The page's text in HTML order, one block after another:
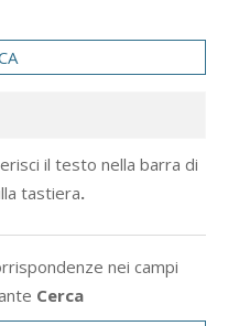
il testo nella barra di
tastiera.
nei campi
Cerca